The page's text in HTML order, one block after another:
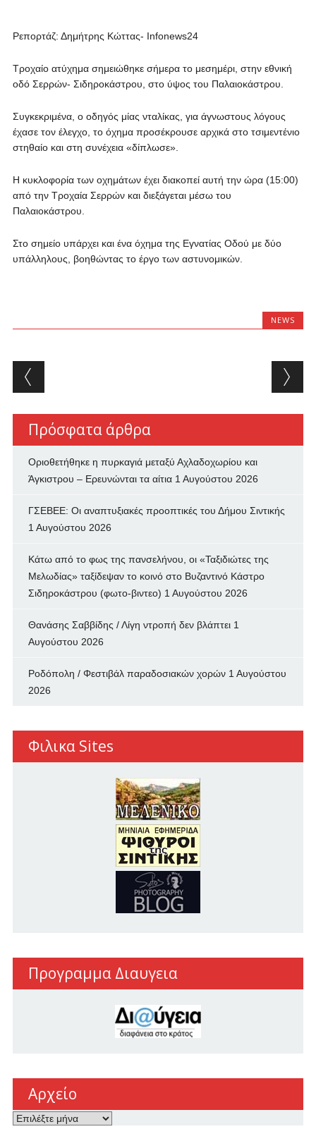
Ρεπορτάζ: Δημήτρης Κώττας- Infonews24
Τροχαίο ατύχημα σημειώθηκε σήμερα το μεσημέρι, στην εθνική
οδό Σερρών- Σιδηροκάστρου, στο ύψος του Παλαιοκάστρου.
Συγκεκριμένα, ο οδηγός μίας νταλίκας, για άγνωστους λόγους
έχασε τον έλεγχο, το όχημα προσέκρουσε αρχικά στο τσιμεντένιο
στηθαίο και στη συνέχεια «δίπλωσε».
Η κυκλοφορία των οχημάτων έχει διακοπεί αυτή την ώρα (15:00)
από την Τροχαία Σερρών και διεξάγεται μέσω του
Παλαιοκάστρου.
Στο σημείο υπάρχει και ένα όχημα της Εγνατίας Οδού με δύο
υπάλληλους, βοηθώντας το έργο των αστυνομικών.
NEWS
Post navigation
Πρόσφατα άρθρα
Οριοθετήθηκε η πυρκαγιά μεταξύ Αχλαδοχωρίου και
Άγκιστρου – Ερευνώνται τα αίτια 1 Αυγούστου 2026
ΓΣΕΒΕΕ: Οι αναπτυξιακές προοπτικές του Δήμου Σιντικής
1 Αυγούστου 2026
Κάτω από το φως της πανσελήνου, οι «Ταξιδιώτες της
Μελωδίας» ταξίδεψαν το κοινό στο Βυζαντινό Κάστρο
Σιδηροκάστρου (φωτο-βιντεο) 1 Αυγούστου 2026
Θανάσης Σαββίδης / Λίγη ντροπή δεν βλάπτει 1
Αυγούστου 2026
Ροδόπολη / Φεστιβάλ παραδοσιακών χορών 1 Αυγούστου
2026
Φιλικα Sites
Προγραμμα Διαυγεια
Αρχείο
Αρχείο